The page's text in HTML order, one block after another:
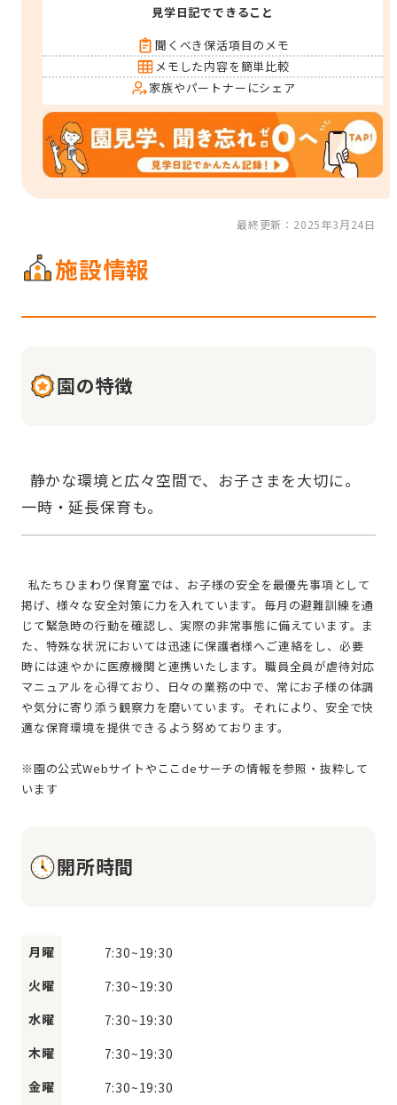
見学日記でできること
聞くべき保活項目のメモ
メモした内容を簡単比較
家族やパートナーにシェア
最終更新：2025年3月24日
施設情報
園の特徴
掲げ、様々な安全対策に力を入れています。毎月の避難訓練を通
じて緊急時の行動を確認し、実際の非常事態に備えています。ま
た、特殊な状況においては迅速に保護者様へご連絡をし、必要
時には速やかに医療機関と連携いたします。職員全員が虐待対応
マニュアルを心得ており、日々の業務の中で、常にお子様の体調
や気分に寄り添う観察力を磨いています。それにより、安全で快
適な保育環境を提供できるよう努めております。
※園の公式Webサイトやここdeサーチの情報を参照・抜粋して
開所時間
月曜 7:30~19:30
火曜
7:30~19:30
水曜
7:30~19:30
木曜
7:30~19:30
金曜
7:30~19:30